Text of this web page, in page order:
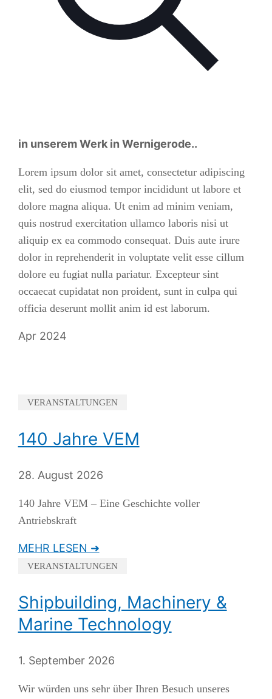
in unserem Werk in Wernigerode..
Lorem ipsum dolor sit amet, consectetur adipiscing
elit, sed do eiusmod tempor incididunt ut labore et
dolore magna aliqua. Ut enim ad minim veniam,
quis nostrud exercitation ullamco laboris nisi ut
aliquip ex ea commodo consequat. Duis aute irure
dolor in reprehenderit in voluptate velit esse cillum
dolore eu fugiat nulla pariatur. Excepteur sint
occaecat cupidatat non proident, sunt in culpa qui
officia deserunt mollit anim id est laborum.
Apr 2024
VERANSTALTUNGEN
140 Jahre VEM
28. August 2026
140 Jahre VEM – Eine Geschichte voller
Antriebskraft
MEHR LESEN ➜
VERANSTALTUNGEN
Shipbuilding, Machinery &
Marine Technology
1. September 2026
Wir würden uns sehr über Ihren Besuch unseres